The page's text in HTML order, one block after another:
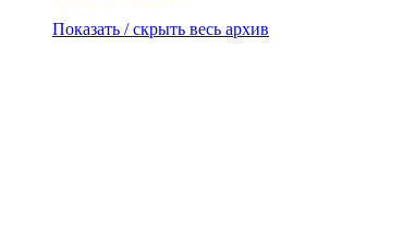
Показать / скрыть весь архив